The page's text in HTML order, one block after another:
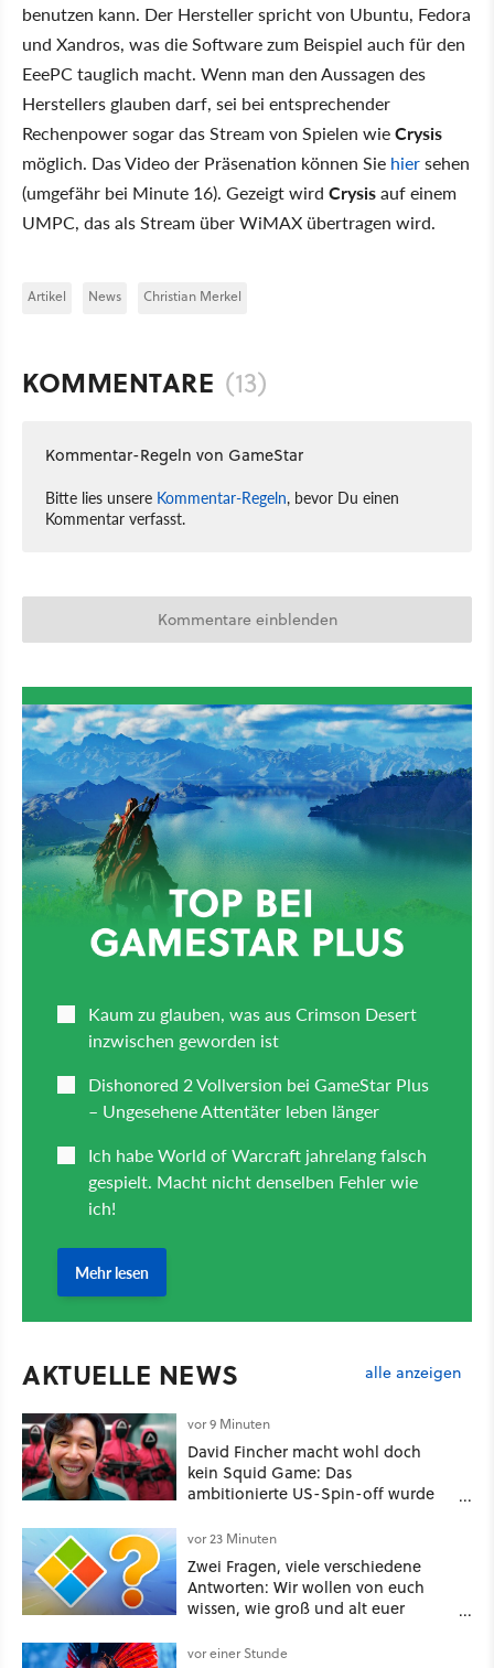
benutzen kann. Der Hersteller spricht von Ubuntu, Fedora
und Xandros, was die Software zum Beispiel auch für den
EeePC tauglich macht. Wenn man den Aussagen des
Herstellers glauben darf, sei bei entsprechender
Rechenpower sogar das Stream von Spielen wieCrysis
möglich. Das Video der Präsenation können Sie hiersehen
(umgefähr bei Minute 16). Gezeigt wird Crysisauf einem
UMPC, das als Stream über WiMAX übertragen wird.
Artikel News Christian Merkel
KOMMENTARE (13)
Kommentar-Regeln von GameStar
Bitte lies unsere Kommentar-Regeln, bevor Du einen
Kommentar verfasst.
Kommentare einblenden
AKTUELLE NEWS alle anzeigen
vor 9 Minuten
David Fincher macht wohl doch
kein Squid Game: Das
ambitionierte US-Spin-off wurde
vor 23 Minuten
Zwei Fragen, viele verschiedene
Antworten: Wir wollen von euch
wissen, wie groß und alt euer
vor einer Stunde